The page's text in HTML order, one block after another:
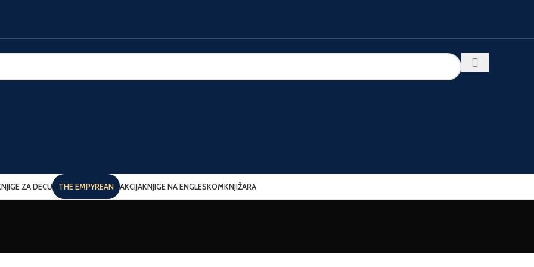
ZA DECU THE EMPYREAN AKCIJAKNJIGE NA ENGLESKOMKNJIŽARA